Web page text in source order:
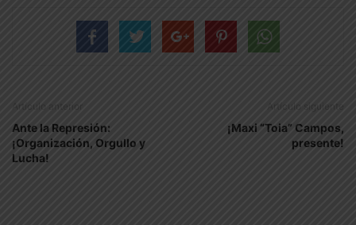
Artículo anterior
Ante la Represión:
¡Organización, Orgullo y
Lucha!
Artículo siguiente
¡Maxi “Toia” Campos,
presente!